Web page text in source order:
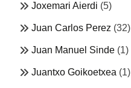
Joxemari Aierdi (5)
Juan Carlos Perez (32)
Juan Manuel Sinde (1)
Juantxo Goikoetxea (1)